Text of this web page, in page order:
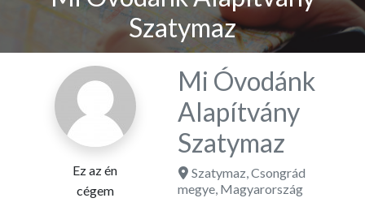
Szatymaz
Ez az én
cégem
Mi Óvodánk
Alapítvány
Szatymaz
Szatymaz,Csongrád
megye, Magyarország